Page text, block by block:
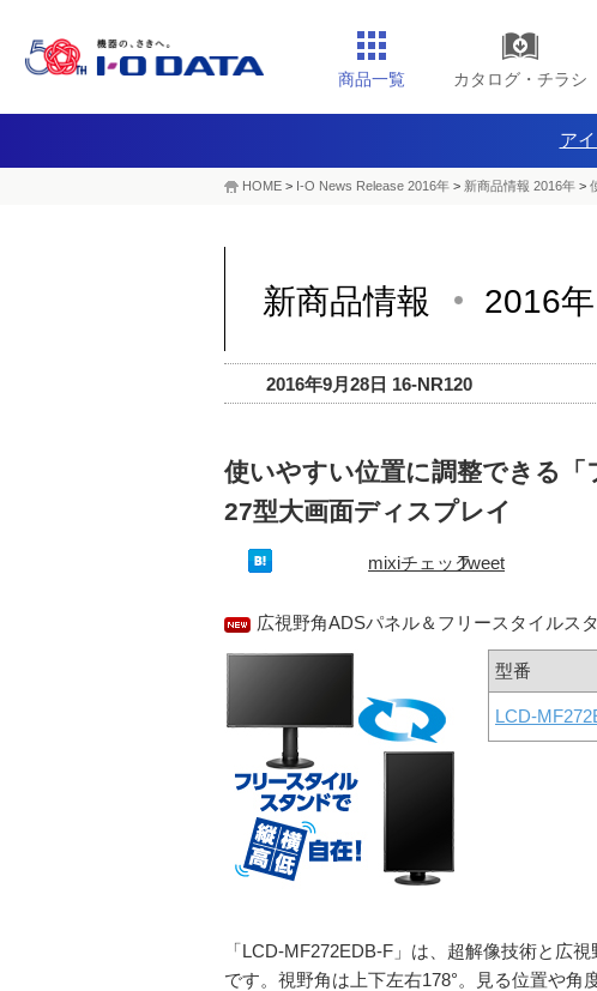
商品一覧 カタログ・チラシ
ア
HOME > I-O News Release 2016年 > 新商品情報 2016年 >
新商品情報 2016年
2016年9月28日 16-NR120
使いやすい位置に調整できる「
27型大画面ディスプレイ
mixiチェックTweet
広視野角ADSパネル＆フリースタイル
型番
LCD-
「LCD-MF272EDB-F」は、超解像技術と広
です。視野角は上下左右178°。見る位置や